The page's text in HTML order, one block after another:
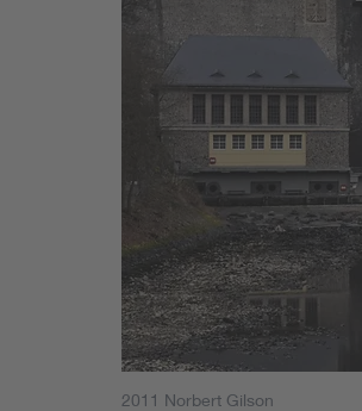
Weitere Themen
2011 Norbert Gilson